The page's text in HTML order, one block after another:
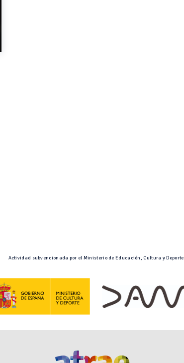
Actividad subvencionada por el Ministerio de Educación, Cultura y Deporte